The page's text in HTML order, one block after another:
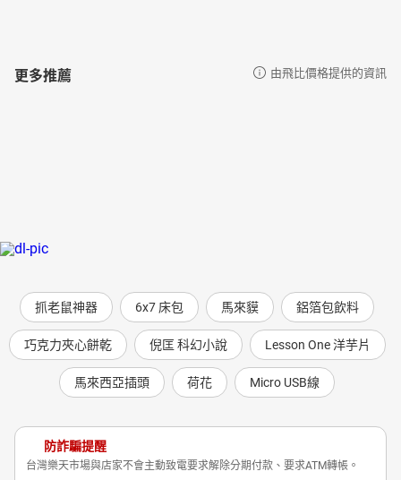
更多推薦 由飛比價格提供的資訊
抓老鼠神器 6x7 床包 馬來貘 鋁箔包飲料
巧克力夾心餅乾 倪匡 科幻小說 Lesson One 洋芋片
馬來西亞插頭 荷花 Micro USB線
防詐騙提醒
台灣樂天市場與店家不會主動致電要求解除分期付款、要求ATM轉帳。